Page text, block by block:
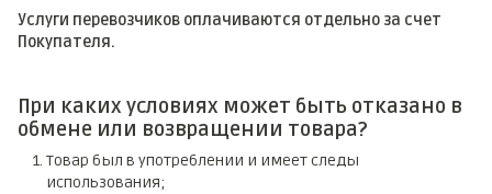
Услуги перевозчиков оплачиваются отдельно за счет
Покупателя.
При каких условиях может быть отказано в
обмене или возвращении товара?
Товар был в употреблении и имеет следы
использования;